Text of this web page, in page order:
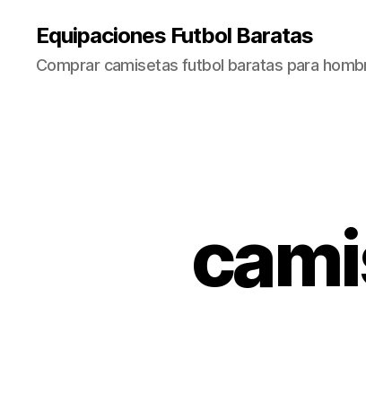
Equipaciones Futbol Baratas
Comprar camisetas futbol baratas para